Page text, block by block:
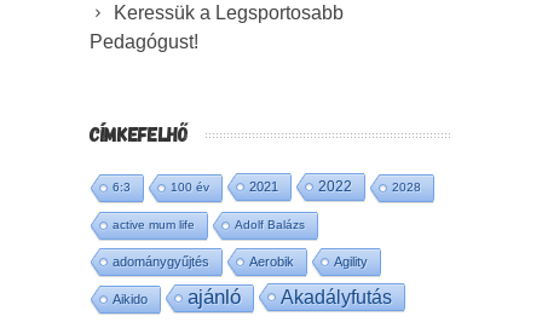
Keressük a Legsportosabb
Pedagógust!
CÍMKEFELHŐ
6:3 100 év 2021 2022 2028
active mum life Adolf Balázs
adománygyűjtés Aerobik Agility
Aikido ajánló Akadályfutás